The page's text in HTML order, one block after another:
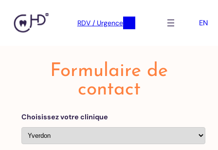
RDV / Urgence EN
Formulaire de
contact
Choisissez votre clinique